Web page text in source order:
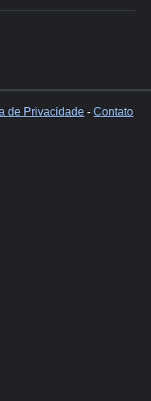
de Privacidade -Contato